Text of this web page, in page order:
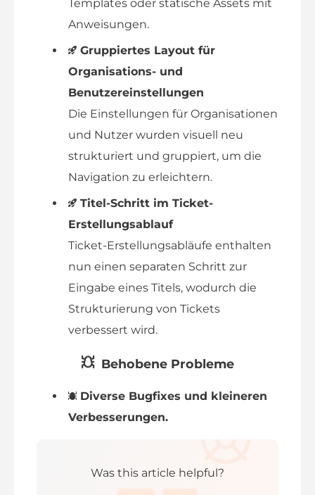
Templates oder statische Assets mit
Anweisungen.
Gruppiertes Layout für
Organisations- und
Benutzereinstellungen
Die Einstellungen für Organisationen
und Nutzer wurden visuell neu
strukturiert und gruppiert, um die
Navigation zu erleichtern.
Titel-Schritt im Ticket-
Erstellungsablauf
Ticket-Erstellungsabläufe enthalten
nun einen separaten Schritt zur
Eingabe eines Titels, wodurch die
Strukturierung von Tickets
verbessert wird.
Behobene Probleme
Diverse Bugfixes und kleineren
Verbesserungen.
Was this article helpful?